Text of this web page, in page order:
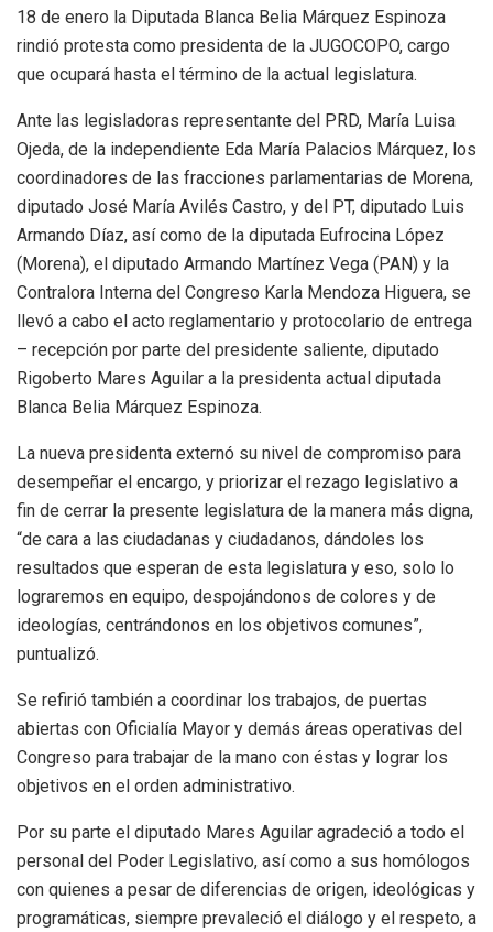
18 de enero la Diputada Blanca Belia Márquez Espinoza
rindió protesta como presidenta de la JUGOCOPO, cargo
que ocupará hasta el término de la actual legislatura.
Ante las legisladoras representante del PRD, María Luisa
Ojeda, de la independiente Eda María Palacios Márquez, los
coordinadores de las fracciones parlamentarias de Morena,
diputado José María Avilés Castro, y del PT, diputado Luis
Armando Díaz, así como de la diputada Eufrocina López
(Morena), el diputado Armando Martínez Vega (PAN) y la
Contralora Interna del Congreso Karla Mendoza Higuera, se
llevó a cabo el acto reglamentario y protocolario de entrega
– recepción por parte del presidente saliente, diputado
Rigoberto Mares Aguilar a la presidenta actual diputada
Blanca Belia Márquez Espinoza.
La nueva presidenta externó su nivel de compromiso para
desempeñar el encargo, y priorizar el rezago legislativo a
fin de cerrar la presente legislatura de la manera más digna,
“de cara a las ciudadanas y ciudadanos, dándoles los
resultados que esperan de esta legislatura y eso, solo lo
lograremos en equipo, despojándonos de colores y de
ideologías, centrándonos en los objetivos comunes”,
puntualizó.
Se refirió también a coordinar los trabajos, de puertas
abiertas con Oficialía Mayor y demás áreas operativas del
Congreso para trabajar de la mano con éstas y lograr los
objetivos en el orden administrativo.
Por su parte el diputado Mares Aguilar agradeció a todo el
personal del Poder Legislativo, así como a sus homólogos
con quienes a pesar de diferencias de origen, ideológicas y
programáticas, siempre prevaleció el diálogo y el respeto, a